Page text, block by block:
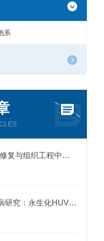
系
H1细胞在皮肤修复与组织工程中的应用前景
助力心血管疾病研究：永生化HUVEC!